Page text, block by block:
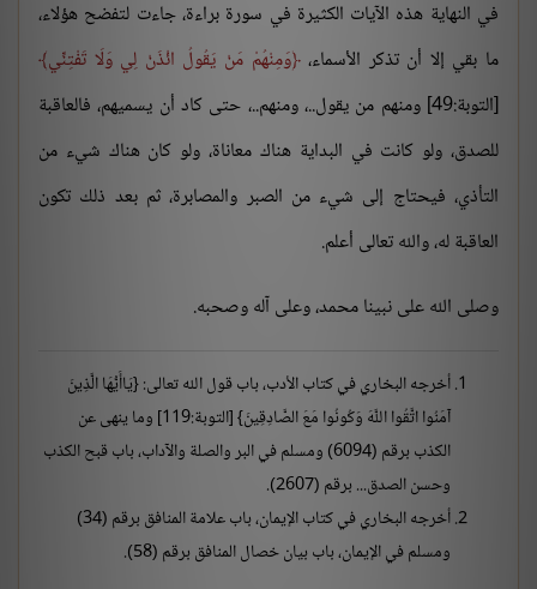
في النهاية هذه الآيات الكثيرة في سورة براءة، جاءت لتفضح هؤلاء،
ما بقي إلا أن تذكر الأسماء، وَمِنْهُمْ مَنْ يَقُولُ ائْذَنْ لِي وَلَا تَفْتِنِّي
[التوبة:49] ومنهم من يقول..، ومنهم..، حتى كاد أن يسميهم، فالعاقبة
للصدق، ولو كانت في البداية هناك معاناة، ولو كان هناك شيء من
التأذي، فيحتاج إلى شيء من الصبر والمصابرة، ثم بعد ذلك تكون
العاقبة له، والله تعالى أعلم.
وصلى الله على نبينا محمد، وعلى آله وصحبه.
أخرجه البخاري في كتاب الأدب، باب قول الله تعالى: {يَاأَيُّهَا الَّذِينَ
آمَنُوا اتَّقُوا اللَّهَ وَكُونُوا مَعَ الصَّادِقِينَ} [التوبة:119] وما ينهى عن
الكذب برقم (6094) ومسلم في البر والصلة والآداب، باب قبح الكذب
وحسن الصدق... برقم (2607).
أخرجه البخاري في كتاب الإيمان، باب علامة المنافق برقم (34)
ومسلم في الإيمان، باب بيان خصال المنافق برقم (58).